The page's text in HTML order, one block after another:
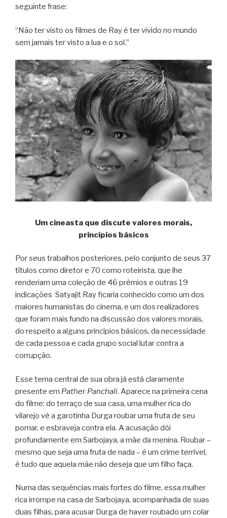
seguinte frase:
“Não ter visto os filmes de Ray é ter vivido no mundo
sem jamais ter visto a lua e o sol.”
Um cineasta que discute valores morais,
princípios básicos
Por seus trabalhos posteriores, pelo conjunto de seus 37
títulos como diretor e 70 como roteirista, que lhe
renderiam uma coleção de 46 prêmios e outras 19
indicações Satyajit Ray ficaria conhecido como um dos
maiores humanistas do cinema, e um dos realizadores
que foram mais fundo na discussão dos valores morais,
do respeito a alguns princípios básicos, da necessidade
de cada pessoa e cada grupo social lutar contra a
corrupção.
Esse tema central de sua obra já está claramente
presente em Pather Panchali. Aparece na primeira cena
do filme: do terraço de sua casa, uma mulher rica do
vilarejo vê a garotinha Durga roubar uma fruta de seu
pomar, e esbraveja contra ela. A acusação dói
profundamente em Sarbojaya, a mãe da menina. Roubar –
mesmo que seja uma fruta de nada – é um crime terrível,
é tudo que aquela mãe não deseja que um filho faça.
Numa das sequências mais fortes do filme, essa mulher
rica irrompe na casa de Sarbojaya, acompanhada de suas
duas filhas, para acusar Durga de haver roubado um colar